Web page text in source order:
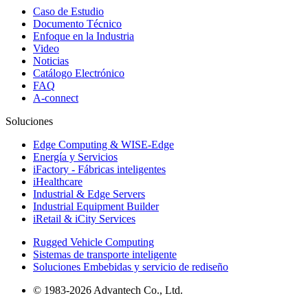
Caso de Estudio
Documento Técnico
Enfoque en la Industria
Video
Noticias
Catálogo Electrónico
FAQ
A-connect
Soluciones
Edge Computing & WISE-Edge
Energía y Servicios
iFactory - Fábricas inteligentes
iHealthcare
Industrial & Edge Servers
Industrial Equipment Builder
iRetail & iCity Services
Rugged Vehicle Computing
Sistemas de transporte inteligente
Soluciones Embebidas y servicio de rediseño
© 1983-2026 Advantech Co., Ltd.